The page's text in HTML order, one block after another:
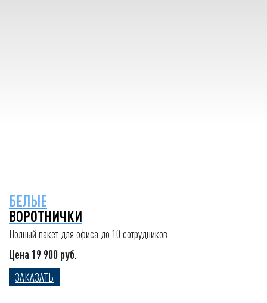
БЕЛЫЕ
ВОРОТНИЧКИ
Полный пакет для офиса до 10 сотрудников
Цена 19 900 руб.
ЗАКАЗАТЬ